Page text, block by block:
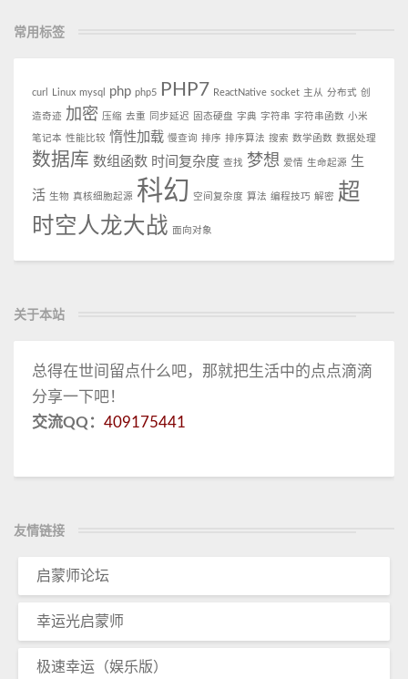
常用标签
curl Linux mysql php php5 PHP7 ReactNative socket 主从 分布式 创
造奇迹 加密 压缩 去重 同步延迟 固态硬盘 字典 字符串 字符串函数 小米
笔记本 性能比较 惰性加载 慢查询 排序 排序算法 搜索 数学函数 数据处理
数据库 数组函数 时间复杂度 查找 梦想 爱情 生命起源 生
活 生物 真核细胞起源 科幻 空间复杂度 算法 编程技巧 解密 超
时空人龙大战 面向对象
关于本站
总得在世间留点什么吧，那就把生活中的点点滴滴
分享一下吧！
交流QQ： 409175441
友情链接
启蒙师论坛
幸运光启蒙师
极速幸运（娱乐版）